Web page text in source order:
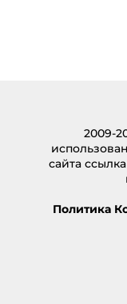
2009-
сайта
Политика